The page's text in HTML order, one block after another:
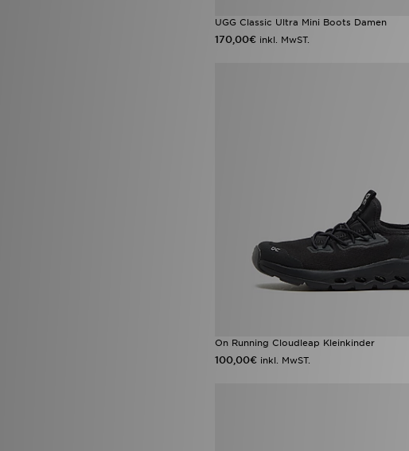
UGG Classic Ultra Mini Boots Damen
170,00€ inkl. MwST.
On Running Cloudleap Kleinkinder
100,00€ inkl. MwST.